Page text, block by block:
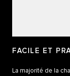
FACILE ET
La majorité de la